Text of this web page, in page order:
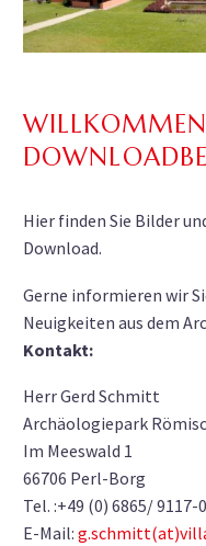
Hier finden Sie Bilder
Download.
Gerne informieren wir
Neuigkeiten aus dem
Kontakt:
Herr Gerd Schmitt
Archäologiepark
Im Meeswald 1
66706 Perl-Borg
Tel. :+49 (0) 6865/ 9117-0
E-Mail: